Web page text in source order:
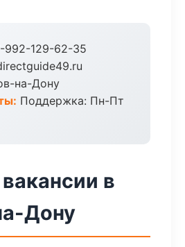
992-129-62-35
на-Дону
Поддержка: Пн-Пт
в
Дону